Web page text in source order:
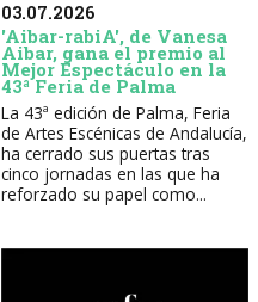
03.07.2026
'Aibar-rabiA', de Vanesa
Aibar, gana el premio al
Mejor Espectáculo en la
43ª Feria de Palma
La 43ª edición de Palma, Feria
de Artes Escénicas de Andalucía,
ha cerrado sus puertas tras
cinco jornadas en las que ha
reforzado su papel como...